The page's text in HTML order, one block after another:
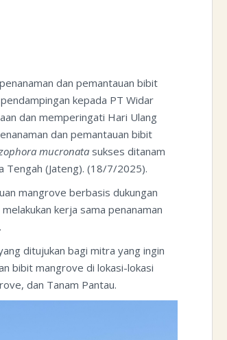
dan pemantauan bibit
kepada PT Widar
dan memperingati Hari Ulang
dan pemantauan bibit
mucronata sukses ditanam
Tengah (Jateng). (18/7/2025).
mangrove berbasis dukungan
kerja sama penanaman
ditujukan bagi mitra yang ingin
bibit mangrove di lokasi-lokasi
dan Tanam Pantau.